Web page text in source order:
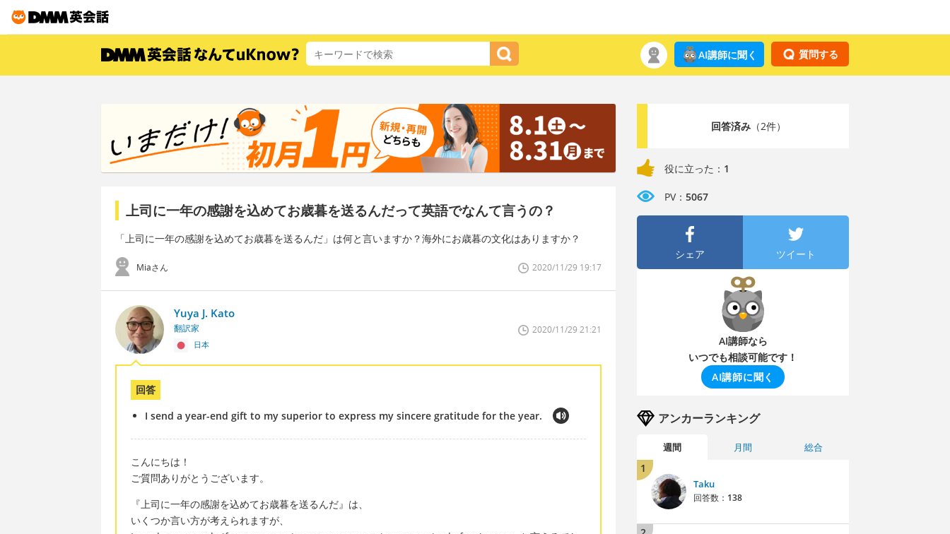
質問する
AI講師に聞く
上司に一年の感謝を込めてお歳暮を送るんだって英語でなんて言うの？
「上司に一年の感謝を込めてお歳暮を送るんだ」は何と言いますか？海外にお歳暮の文化はありますか？
Miaさん 2020/11/29 19:17
Yuya J. Kato
翻訳家
日本
2020/11/29 21:21
回答
I send a year-end gift to my superior to express my sincere gratitude for the year.
こんにちは！
ご質問ありがとうございます。
『上司に一年の感謝を込めてお歳暮を送るんだ』は、
いくつか言い方が考えられますが、
回答済み（2件）
役に立った： 1
PV： 5067
シェア ツイート
AI講師なら
いつでも相談可能です！
AI講師に聞く
アンカーランキング
週間 月間 総合
1
Taku
回答数： 138